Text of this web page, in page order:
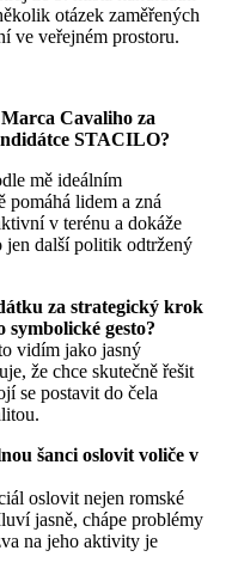
otázek zaměřených
ve veřejném prostoru.
Cavaliho za
STACILO?
mě ideálním
pomáhá lidem a zná
v terénu a dokáže
jen další politik odtržený
za strategický krok
symbolické gesto?
vidím jako jasný
že chce skutečně řešit
se postavit do čela
šanci oslovit voliče v
oslovit nejen romské
jasně, chápe problémy
na jeho aktivity je